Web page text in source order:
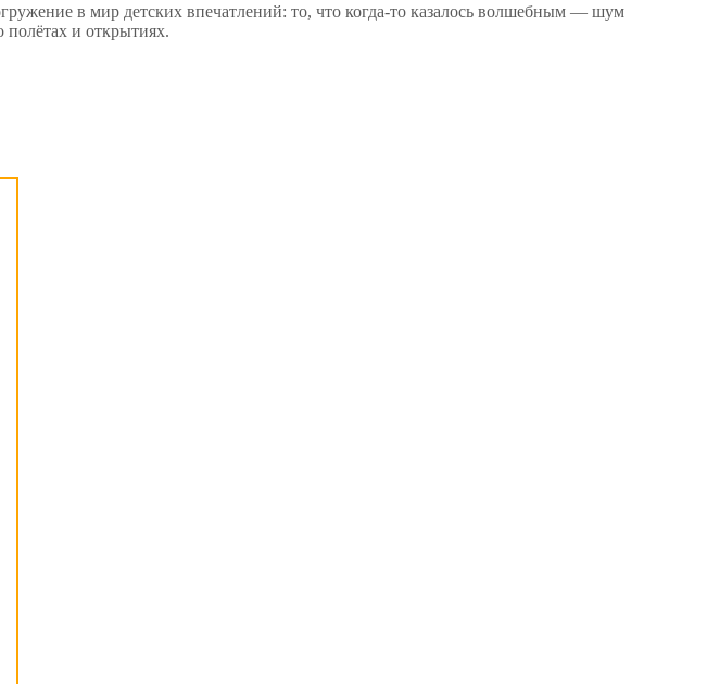
в мир детских впечатлений: то, что когда‑то казалось волшебным — шум
и открытиях.